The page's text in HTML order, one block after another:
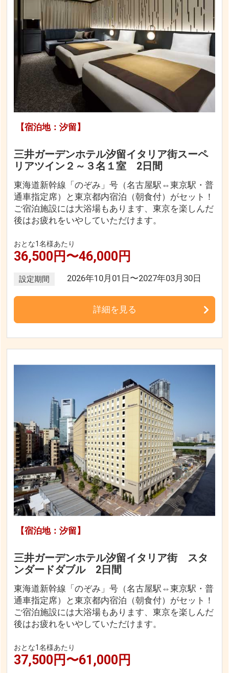
【宿泊地：汐留】
三井ガーデンホテル汐留イタリア街スーペ
リアツイン２～３名１室 2日間
東海道新幹線「のぞみ」号（名古屋駅⇔東京駅・普
通車指定席）と東京都内宿泊（朝食付）がセット！
ご宿泊施設には大浴場もあります、東京を楽しんだ
後はお疲れをいやしていただけます。
おとな1名様あたり
36,500円〜46,000円
設定期間 2026年10月01日〜2027年03月30日
詳細を見る
【宿泊地：汐留】
三井ガーデンホテル汐留イタリア街 スタ
ンダードダブル 2日間
東海道新幹線「のぞみ」号（名古屋駅⇔東京駅・普
通車指定席）と東京都内宿泊（朝食付）がセット！
ご宿泊施設には大浴場もあります、東京を楽しんだ
後はお疲れをいやしていただけます。
おとな1名様あたり
37,500円〜61,000円